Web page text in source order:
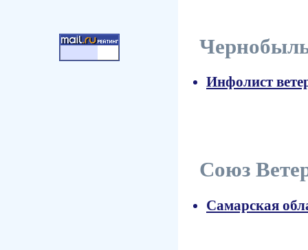
Инфолист
Союз
Самарская